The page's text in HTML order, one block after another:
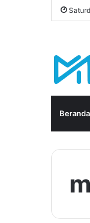
Beranda